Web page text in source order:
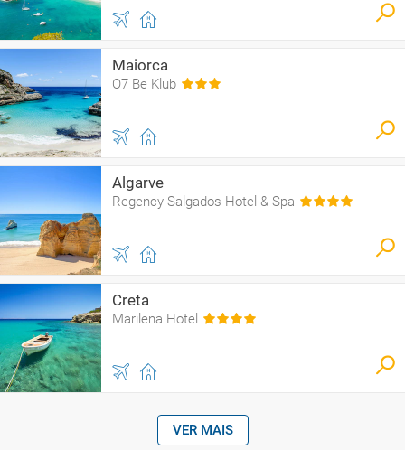
Maiorca
O7 Be Klub
Algarve
Regency Salgados Hotel & Spa
Creta
Marilena Hotel
VER MAIS